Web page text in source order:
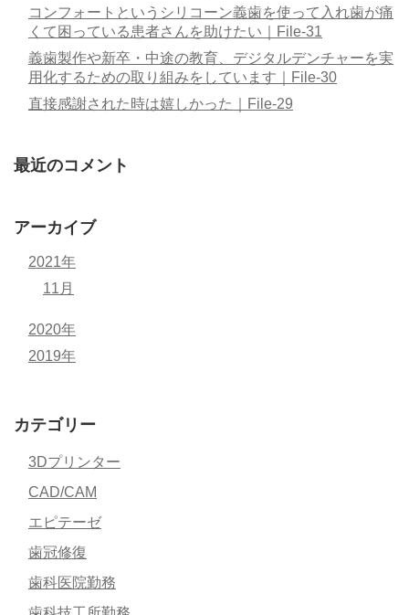
コンフォートというシリコーン義歯を使って入れ歯が痛
くて困っている患者さんを助けたい｜File-31
義歯製作や新卒・中途の教育、デジタルデンチャーを実
用化するための取り組みをしています｜File-30
直接感謝された時は嬉しかった｜File-29
最近のコメント
アーカイブ
2021年
11月
2020年
2019年
カテゴリー
3Dプリンター
CAD/CAM
エピテーゼ
歯冠修復
歯科医院勤務